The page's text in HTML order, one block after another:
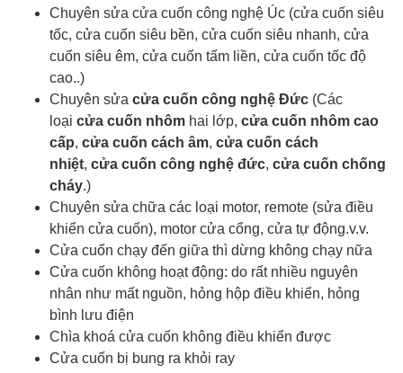
Chuyên sửa cửa cuốn công nghệ Úc (cửa cuốn siêu
tốc, cửa cuốn siêu bền, cửa cuốn siêu nhanh, cửa
cuốn siêu êm, cửa cuốn tấm liền, cửa cuốn tốc độ
cao..)
Chuyên sửa cửa cuốn công nghệ Đức (Các
loại cửa cuốn nhôm hai lớp, cửa cuốn nhôm cao
cấp, cửa cuốn cách âm, cửa cuốn cách
nhiệt, cửa cuốn công nghệ đức, cửa cuốn chống
cháy.)
Chuyên sửa chữa các loại motor, remote (sửa điều
khiển cửa cuốn), motor cửa cổng, cửa tự động.v.v.
Cửa cuốn chạy đến giữa thì dừng không chạy nữa
Cửa cuốn không hoạt động: do rất nhiều nguyên
nhân như mất nguồn, hỏng hộp điều khiển, hỏng
bình lưu điện
Chìa khoá cửa cuốn không điều khiển được
Cửa cuốn bị bung ra khỏi ray